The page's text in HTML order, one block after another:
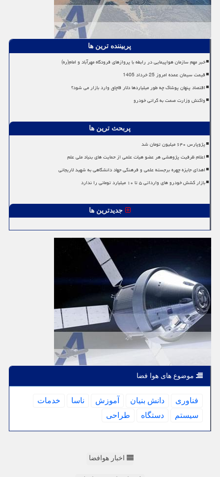
پربیننده ترین ها
خبر مهم سازمان هواپیمایی در رابطه با پروازهای فرودگاه مهرآباد و امام(ره)
قیمت سیمان عمده امروز 25 خرداد 1405
اقتصاد پنهان پوشاک چه طور میلیاردها دلار قاچاق وارد بازار می شود؟
واکنش وزارت صمت به گرانی خودرو
پربحث ترین ها
پژوپارس ۶۴۰ میلیون تومان شد
اعلام ظرفیت پژوهشی هر عضو هیات علمی از حمایت های بنیاد ملی علم
اهدای جایزه چهره برجسته علمی و فرهنگی جهاد دانشگاهی به شهید لاریجانی
بازار کشش خودرو های وارداتی ۵ تا ۱۰ میلیارد تومانی را ندارد
جدیدترین ها
موضوع های هوا فضا
فناوری دانش بنیان آموزش ناسا
خدمات
سیستم
دستگاه طراحی
اخبار هوافضا